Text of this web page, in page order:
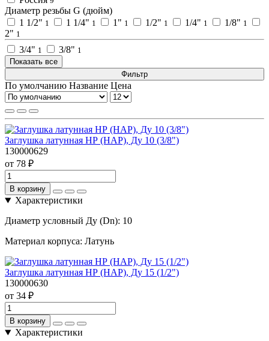
Диаметр резьбы G (дюйм)
1 1/2" 1 1 1/4" 1 1" 1 1/2" 1 1/4" 1 1/8" 1
2" 1
3/4" 1 3/8" 1
Показать все
Фильтр
По умолчанию Название Цена
Заглушка латунная НР (НАР), Ду 10 (3/8")
130000629
от 78 ₽
В корзину
Характеристики
Диаметр условный Ду (Dn): 10
Материал корпуса: Латунь
Заглушка латунная НР (НАР), Ду 15 (1/2")
130000630
от 34 ₽
В корзину
Характеристики